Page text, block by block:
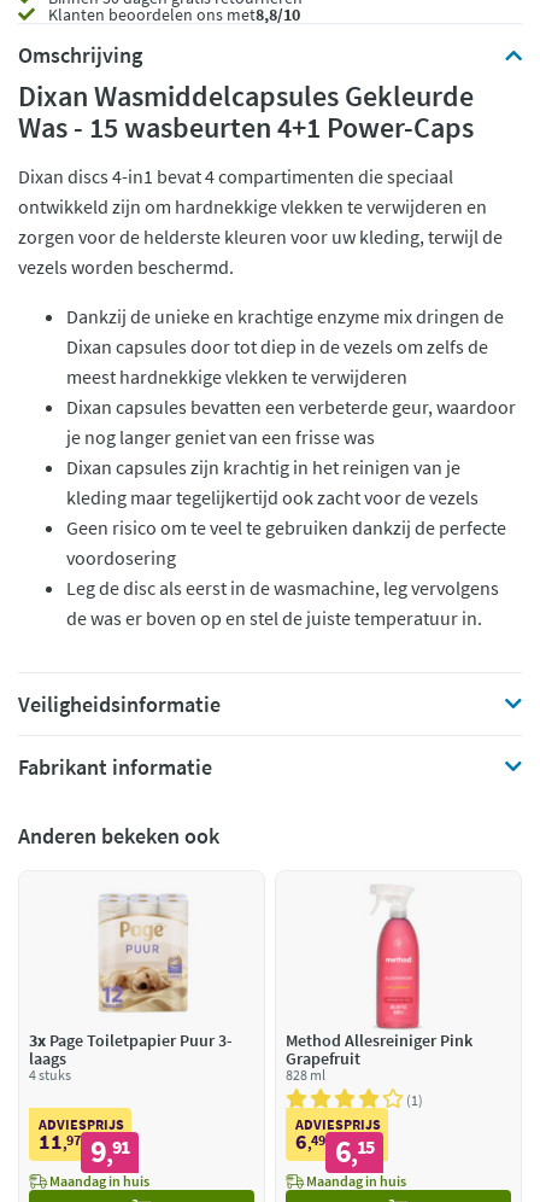
Klanten beoordelen ons met8,8/10
Omschrijving
Dixan Wasmiddelcapsules Gekleurde
Was - 15 wasbeurten 4+1 Power-Caps
Dixan discs 4-in1 bevat 4 compartimenten die speciaal
ontwikkeld zijn om hardnekkige vlekken te verwijderen en
zorgen voor de helderste kleuren voor uw kleding, terwijl de
vezels worden beschermd.
Dankzij de unieke en krachtige enzyme mix dringen de
Dixan capsules door tot diep in de vezels om zelfs de
meest hardnekkige vlekken te verwijderen
Dixan capsules bevatten een verbeterde geur, waardoor
je nog langer geniet van een frisse was
Dixan capsules zijn krachtig in het reinigen van je
kleding maar tegelijkertijd ook zacht voor de vezels
Geen risico om te veel te gebruiken dankzij de perfecte
voordosering
Leg de disc als eerst in de wasmachine, leg vervolgens
de was er boven op en stel de juiste temperatuur in.
Veiligheidsinformatie
Fabrikant informatie
Anderen bekeken ook
3x Page Toiletpapier Puur 3-
laags
4 stuks
ADVIESPRIJS
11,97 9,91
Maandag in huis
Method Allesreiniger Pink
Grapefruit
828 ml
1
ADVIESPRIJS
6,49 6,15
Maandag in huis